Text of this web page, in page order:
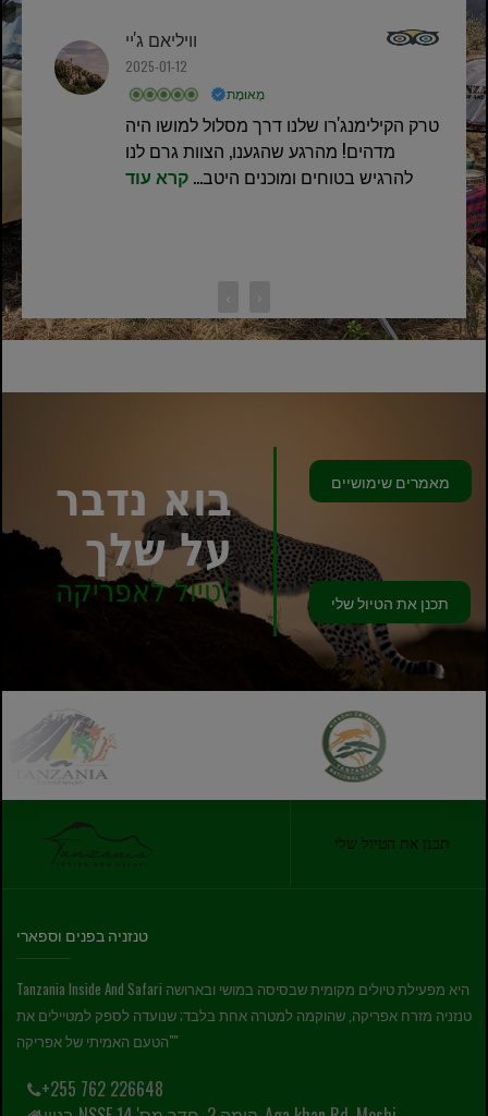
וויליאם ג'יי
2025-01-12
מְאוּמָת
טרק הקילימנג'רו שלנו דרך מסלול למושו היה
מדהים! מהרגע שהגענו, הצוות גרם לנו
להרגיש בטוחים ומוכנים היטב... קרא עוד
בוא נדבר
על שלך
טיול לאפריקה!
מאמרים שימושיים
תכנן את הטיול שלי
תכנן את הטיול שלי
טנזניה בפנים וספארי
Tanzania Inside And Safari היא מפעילת טיולים מקומית שבסיסה במושי ובארושה
טנזניה מזרח אפריקה, שהוקמה למטרה אחת בלבד; שנועדה לספק למטיילים את
"הטעם האמיתי של אפריקה"
+255 762 226648